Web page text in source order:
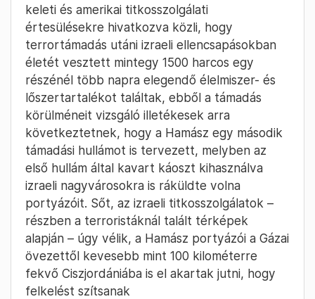
keleti és amerikai titkosszolgálati
értesülésekre hivatkozva közli, hogy
terrortámadás utáni izraeli ellencsapásokban
életét vesztett mintegy 1500 harcos egy
részénél több napra elegendő élelmiszer- és
lőszertartalékot találtak, ebből a támadás
körülméneit vizsgáló illetékesek arra
következtetnek, hogy a Hamász egy második
támadási hullámot is tervezett, melyben az
első hullám által kavart káoszt kihasználva
izraeli nagyvárosokra is ráküldte volna
portyázóit. Sőt, az izraeli titkosszolgálatok –
részben a terroristáknál talált térképek
alapján – úgy vélik, a Hamász portyázói a Gázai
övezettől kevesebb mint 100 kilométerre
fekvő Ciszjordániába is el akartak jutni, hogy
felkelést szítsanak